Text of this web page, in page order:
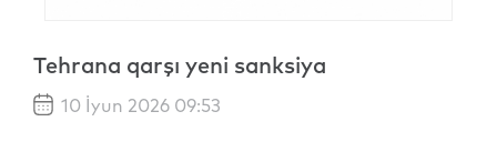
Tehrana qarşı yeni sanksiya
10 İyun 2026 09:53